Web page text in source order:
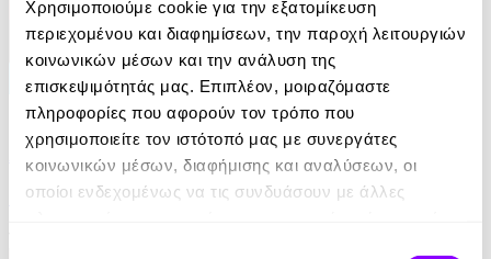
Χρησιμοποιούμε cookie για την εξατομίκευση
περιεχομένου και διαφημίσεων, την παροχή λειτουργιών
κοινωνικών μέσων και την ανάλυση της
επισκεψιμότητάς μας. Επιπλέον, μοιραζόμαστε
πληροφορίες που αφορούν τον τρόπο που
χρησιμοποιείτε τον ιστότοπό μας με συνεργάτες
κοινωνικών μέσων, διαφήμισης και αναλύσεων, οι
οποίοι ενδεχομένως να τις συνδυάσουν με άλλες
eBook
Από ήλιο σε ήλιο: Αποσπερίτης
Μαίρη Κόντζογλου